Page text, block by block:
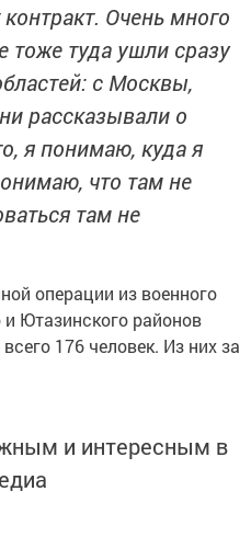
Очень много
тоже туда ушли сразу
с Москвы,
рассказывали о
я понимаю, куда я
что там не
там не
операции из военного
Ютазинского районов
176 человек. Из них за
и интересным в